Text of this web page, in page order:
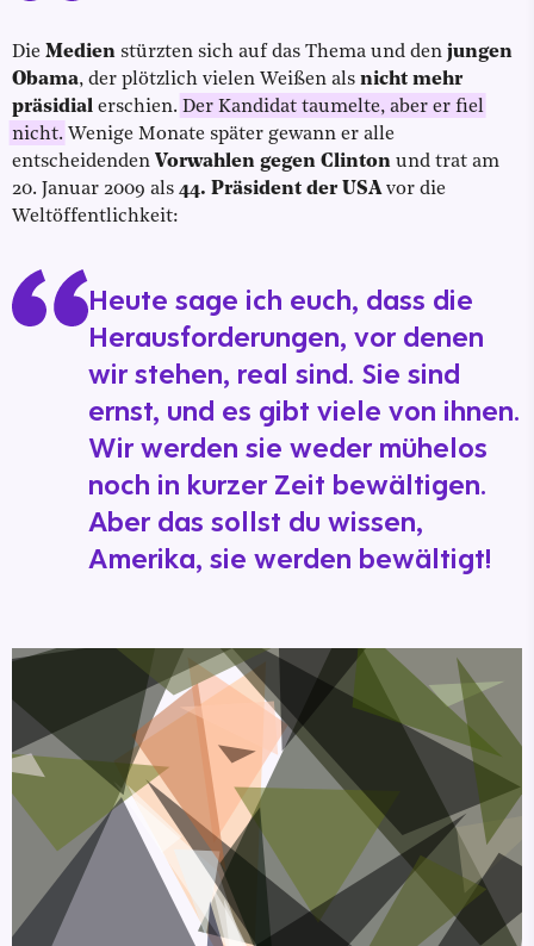
Die Medien stürzten sich auf das Thema und den jungen
Obama, der plötzlich vielen Weißen als nicht mehr
präsidial erschien. Der Kandidat taumelte, aber er fiel
nicht. Wenige Monate später gewann er alle
entscheidenden Vorwahlen gegen Clinton und trat am
20. Januar 2009 als 44. Präsident der USAvor die
Weltöffentlichkeit:
Heute sage ich euch, dass die
Herausforderungen, vor denen
wir stehen, real sind. Sie sind
ernst, und es gibt viele von ihnen.
Wir werden sie weder mühelos
noch in kurzer Zeit bewältigen.
Aber das sollst du wissen,
Amerika, sie werden bewältigt!